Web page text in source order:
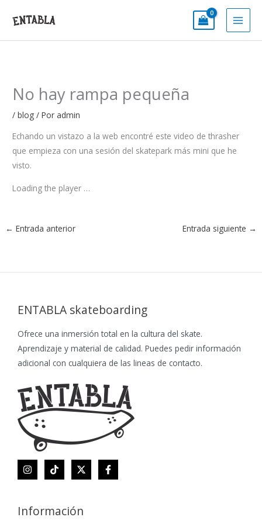
No hay rampa pequeña
/blog / Por admin
Echando un vistazo a la web encontré este video de thrasher
que empieza con una sesión del skatepark más mini que he
visto.
Loading the player …
← Entrada anterior Entrada siguiente →
ENTABLA skateboarding
Ofrece una inmersión total en la cultura del skate.
Aprendizaje y material de calidad. Puedes pedir información
adicional con cualquiera de las lineas de contacto.
Información